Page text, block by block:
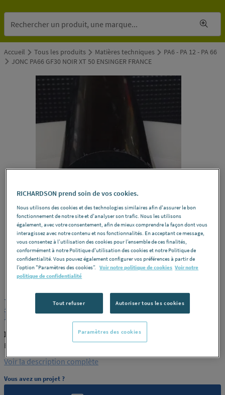
Accueil Tous les produits Matières techniques
PA6 - PA 12 - PA 66
JONC PA66 GF30 NOIR XT 50 ENSINGER FRANCE
ROCHLING REF : 290BH
JONC PA66 GF30 NOIR XT 50
ENSINGER FRANCE
ROCHLING PRODUIT-290BH
ENSINGER FRANCE
Voir la description complète
Vous avez un projet ?
RICHARDSON prend soin de vos cookies.
Nous utilisons des cookies et des technologies similaires afin d'assurer le bon
fonctionnement de notre site et d'analyser son trafic. Nous les utilisons
également, avec votre consentement, afin de mieux comprendre la façon dont vous
interagissez avec notre contenu et nos fonctionnalités. En acceptant ce message,
vous consentez à l’utilisation des cookies pour l’ensemble de ces finalités,
conformément à notre Politique d'utilisation des cookies et notre Politique de
confidentialité. Vous pouvez également configurer vos préférences à partir de
l’option "Paramètres des cookies”. Voir notre politique de cookies Voir notre
politique de confidentialité
Tout refuser Autoriser tous les cookies
Paramètres des cookies